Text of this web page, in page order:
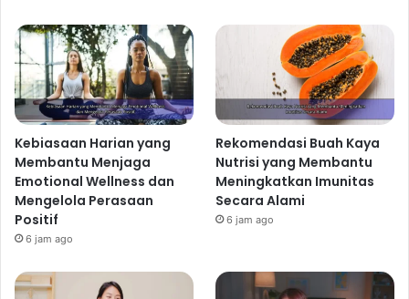
Kebiasaan Harian yang
Membantu Menjaga
Emotional Wellness dan
Mengelola Perasaan
Positif
6 jam ago
Rekomendasi Buah Kaya
Nutrisi yang Membantu
Meningkatkan Imunitas
Secara Alami
6 jam ago